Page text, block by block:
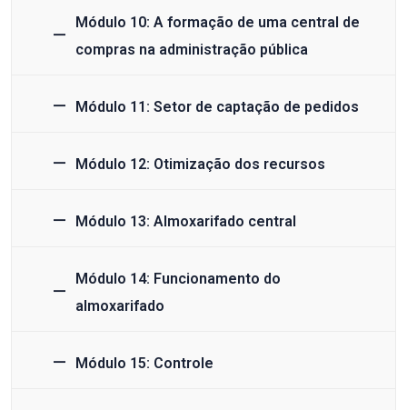
Módulo 10: A formação de uma central de
compras na administração pública
Módulo 11: Setor de captação de pedidos
Módulo 12: Otimização dos recursos
Módulo 13: Almoxarifado central
Módulo 14: Funcionamento do
almoxarifado
Módulo 15: Controle